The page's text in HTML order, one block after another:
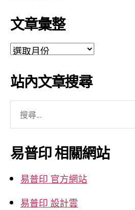
文章彙整
文
彙
整
站內文章搜尋
關
鍵
字:
易普印 相關網站
易普印 官方網站
易普印 設計雲